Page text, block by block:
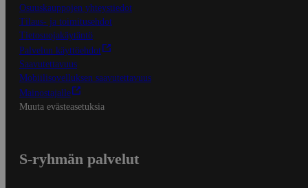
Osuuskauppojen yhteystiedot
Tilaus- ja toimitusehdot
Tietosuojakäytäntö
Palvelun käyttöehdot
Saavutettavuus
Mobiilisovelluksen saavutettavuus
Mainostajalle
Muuta evästeasetuksia
S-ryhmän palvelut